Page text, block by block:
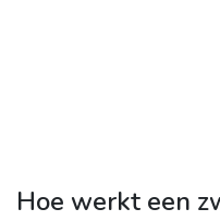
Hoe werkt een